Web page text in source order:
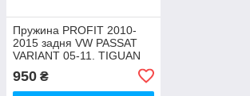
Пружина PROFIT 2010-
2015 задня VW PASSAT
VARIANT 05-11. TIGUAN
950 ₴